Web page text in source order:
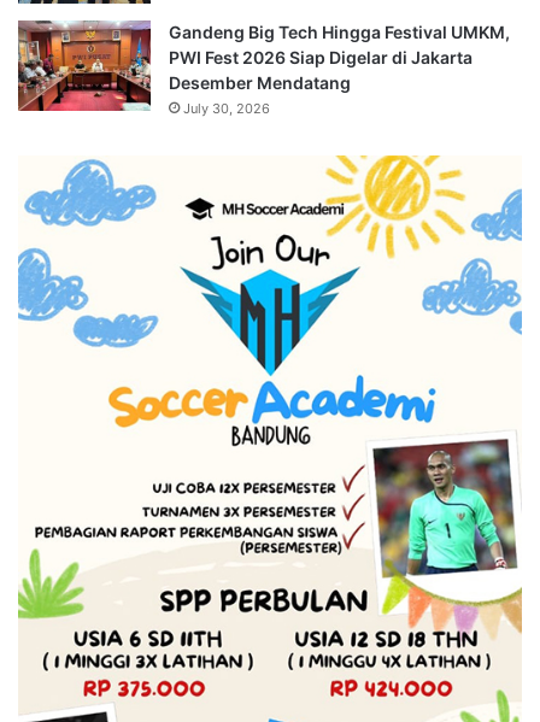
Gandeng Big Tech Hingga Festival UMKM,
PWI Fest 2026 Siap Digelar di Jakarta
Desember Mendatang
July 30, 2026